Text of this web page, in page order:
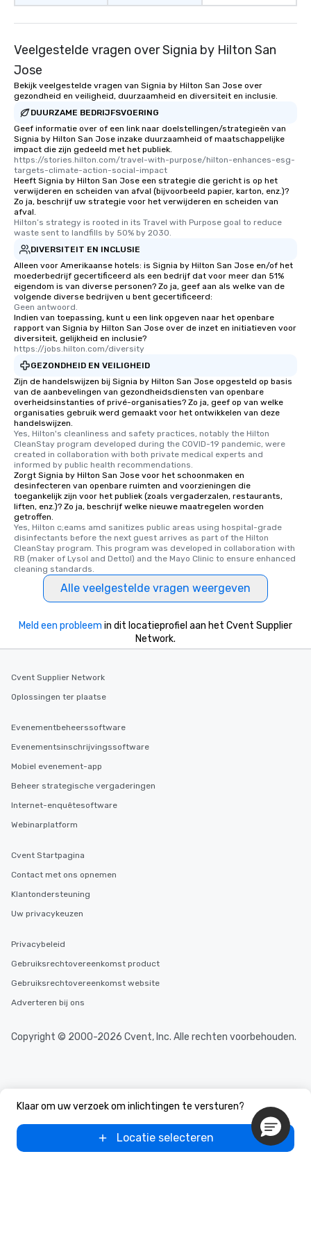
remember. Our one-of-a-kind tours
will reminisce about long after they
One of the best reasons to book is the
convenient and efficient way the
walking distance of each other. The
short stroll allows your group
members a chance to engage in prime
networking opportunities before
heading to the next place on your tour
itinerary. You Get a Dinner and a Show
Our tours offer an exquisite feast plus
entertainment. All tours include a
knowledgeable, professional guide
who leads the group on a walking tour,
offering engaging tidbits and
fascinating stories. Several other
interactive experiences are included
along the way exclusively to our tours,
ensuring there is never a dull moment.
Different Types of Cuisine Our
experiences offer the ability to enjoy
several renowned restaurants in one
convenient outing, including ones you
and your guests might not have
discovered otherwise on your own or
at a typical corporate dinner. We offer
a way to try some of the finest spots
in the city and dive into various
cuisines and dishes. All the pre-
selected dishes are curated to our
high standards to ensure they will
delight any palate. Tours Available
from Day to Night With any corporate
group experience, booking flexibility is
key. Whether you desire a tour during
business hours or early evening right
after work, we can coordinate with
needs. Go for as Long or as Short as
You Like Along with flexible
Tours also provides a range of tour
2.5 hours; our longest is about 5
Veelgestelde vragen over Signia by Hilton San
Jose
Bekijk veelgestelde vragen van Signia by Hilton San Jose over
gezondheid en veiligheid, duurzaamheid en diversiteit en inclusie.
DUURZAME BEDRIJFSVOERING
Geef informatie over of een link naar doelstellingen/strategieën van
Signia by Hilton San Jose inzake duurzaamheid of maatschappelijke
impact die zijn gedeeld met het publiek.
https://stories.hilton.com/travel-with-purpose/hilton-enhances-esg-
targets-climate-action-social-impact
Heeft Signia by Hilton San Jose een strategie die gericht is op het
verwijderen en scheiden van afval (bijvoorbeeld papier, karton, enz.)?
Zo ja, beschrijf uw strategie voor het verwijderen en scheiden van
afval.
Hilton’s strategy is rooted in its Travel with Purpose goal to reduce
waste sent to landfills by 50% by 2030.
DIVERSITEIT EN INCLUSIE
Alleen voor Amerikaanse hotels: is Signia by Hilton San Jose en/of het
moederbedrijf gecertificeerd als een bedrijf dat voor meer dan 51%
eigendom is van diverse personen? Zo ja, geef aan als welke van de
volgende diverse bedrijven u bent gecertificeerd:
Geen antwoord.
Indien van toepassing, kunt u een link opgeven naar het openbare
rapport van Signia by Hilton San Jose over de inzet en initiatieven voor
diversiteit, gelijkheid en inclusie?
https://jobs.hilton.com/diversity
GEZONDHEID EN VEILIGHEID
Zijn de handelswijzen bij Signia by Hilton San Jose opgesteld op basis
van de aanbevelingen van gezondheidsdiensten van openbare
overheidsinstanties of privé-organisaties? Zo ja, geef op van welke
organisaties gebruik werd gemaakt voor het ontwikkelen van deze
handelswijzen.
Yes, Hilton's cleanliness and safety practices, notably the Hilton
CleanStay program developed during the COVID-19 pandemic, were
created in collaboration with both private medical experts and
informed by public health recommendations.
Zorgt Signia by Hilton San Jose voor het schoonmaken en
desinfecteren van openbare ruimten and voorzieningen die
toegankelijk zijn voor het publiek (zoals vergaderzalen, restaurants,
liften, enz.)? Zo ja, beschrijf welke nieuwe maatregelen worden
getroffen.
Yes, Hilton c;eams amd sanitizes public areas using hospital-grade
disinfectants before the next guest arrives as part of the Hilton
CleanStay program. This program was developed in collaboration with
RB (maker of Lysol and Dettol) and the Mayo Clinic to ensure enhanced
cleaning standards.
Alle veelgestelde vragen weergeven
Klaar om uw verzoek om inlichtingen te versturen?
Locatie selecteren
Meld een probleem in dit locatieprofiel aan het Cvent Supplier
Network.
Cvent Supplier Network
Oplossingen ter plaatse
Evenementbeheerssoftware
Evenementsinschrijvingssoftware
Mobiel evenement-app
Beheer strategische vergaderingen
Internet-enquêtesoftware
Webinarplatform
Cvent Startpagina
Contact met ons opnemen
Klantondersteuning
Uw privacykeuzen
Privacybeleid
Gebruiksrechtovereenkomst product
Gebruiksrechtovereenkomst website
Adverteren bij ons
Copyright © 2000-2026 Cvent, Inc. Alle rechten voorbehouden.